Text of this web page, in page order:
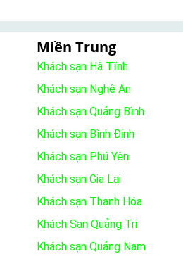
Miền Trung
Khách sạn Hà Tĩnh
Khách sạn Nghệ An
Khách sạn Quảng Bình
Khách sạn Bình Định
Khách sạn Phú Yên
Khách sạn Gia Lai
Khách sạn Thanh Hóa
Khách Sạn Quảng Trị
Khách sạn Quảng Nam